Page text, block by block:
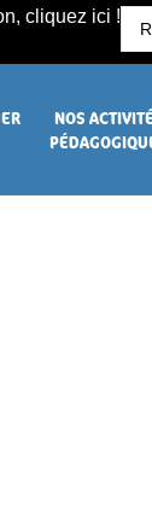
cliquez ici !
NOS